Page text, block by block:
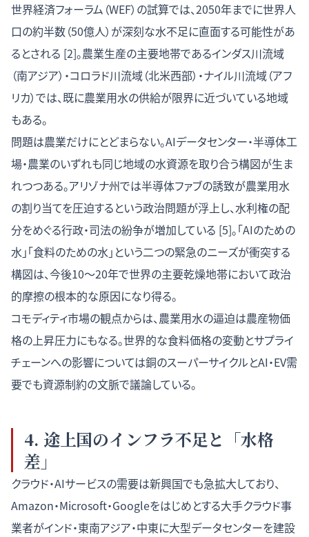
世界経済フォーラム（WEF）の試算では、2050年までに世界人
口の約半数（50億人）が深刻な水不足に直面する可能性があ
るとされる [2]。農業生産の主要地帯であるインダス川流域
（南アジア）・コロラド川流域（北米西部）・ナイル川流域（アフ
リカ）では、既に農業用水の供給が限界に近づいている地域
もある。
問題は農業だけにとどまらない。AIデータセンター・半導体工
場・農業のいずれも同じ地域の水資源を取り合う構図が生ま
れつつある。アリゾナ州では半導体ファブの誘致が農業用水
の割り当てを圧迫するという政治問題が浮上し、水利権の配
分をめぐる行政・司法の紛争が増加している [5]。「AIのための
水」「食料のための水」という二つの緊急のニーズが衝突する
構図は、今後10〜20年で世界の主要乾燥地帯において政治
的摩擦の根本的な原因になり得る。
コモディティ市場の観点からは、農業用水の逼迫は農産物価
格の上昇圧力にもなる。世界的な食料価格の変動とサプライ
チェーンへの影響については銅のスーパーサイクルとAI・EV需
要でも資源制約の文脈で議論している。
4. 途上国のインフラ不足と「水格
差」
クラウド・AIサービスの需要は新興国でも急拡大しており、
Amazon・Microsoft・Googleをはじめとする大手クラウド事
業者がインド・東南アジア・中東に大型データセンターを建設